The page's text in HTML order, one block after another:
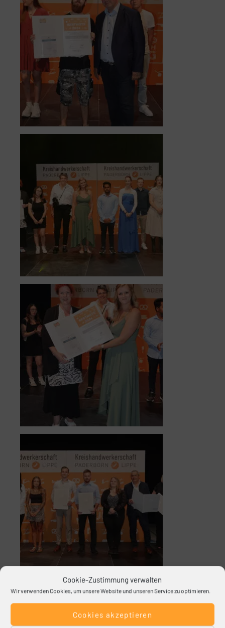
Cookie-Zustimmung verwalten
Wir verwenden Cookies, um unsere Website und unseren Service zu optimieren.
Cookies akzeptieren